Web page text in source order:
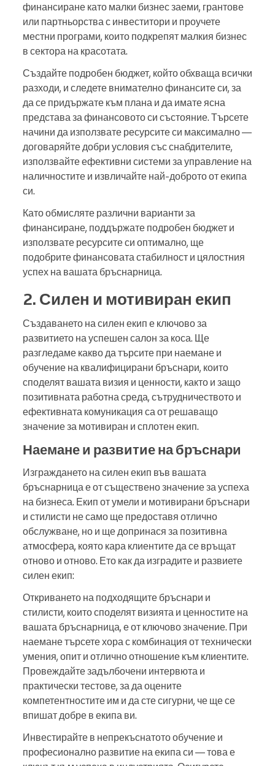
финансиране като малки бизнес заеми, грантове
или партньорства с инвеститори и проучете
местни програми, които подкрепят малкия бизнес
в сектора на красотата.
Създайте подробен бюджет, който обхваща всички
разходи, и следете внимателно финансите си, за
да се придържате към плана и да имате ясна
представа за финансовото си състояние. Търсете
начини да използвате ресурсите си максимално —
договаряйте добри условия със снабдителите,
използвайте ефективни системи за управление на
наличностите и извличайте най-доброто от екипа
си.
Като обмисляте различни варианти за
финансиране, поддържате подробен бюджет и
използвате ресурсите си оптимално, ще
подобрите финансовата стабилност и цялостния
успех на вашата бръснарница.
2. Силен и мотивиран екип
Създаването на силен екип е ключово за
развитието на успешен салон за коса. Ще
разгледаме какво да търсите при наемане и
обучение на квалифицирани бръснари, които
споделят вашата визия и ценности, както и защо
позитивната работна среда, сътрудничеството и
ефективната комуникация са от решаващо
значение за мотивиран и сплотен екип.
Наемане и развитие на бръснари
Изграждането на силен екип във вашата
бръснарница е от съществено значение за успеха
на бизнеса. Екип от умели и мотивирани бръснари
и стилисти не само ще предоставя отлично
обслужване, но и ще допринася за позитивна
атмосфера, която кара клиентите да се връщат
отново и отново. Ето как да изградите и развиете
силен екип:
Откриването на подходящите бръснари и
стилисти, които споделят визията и ценностите на
вашата бръснарница, е от ключово значение. При
наемане търсете хора с комбинация от технически
умения, опит и отлично отношение към клиентите.
Провеждайте задълбочени интервюта и
практически тестове, за да оцените
компетентностите им и да сте сигурни, че ще се
впишат добре в екипа ви.
Инвестирайте в непрекъснатото обучение и
професионално развитие на екипа си — това е